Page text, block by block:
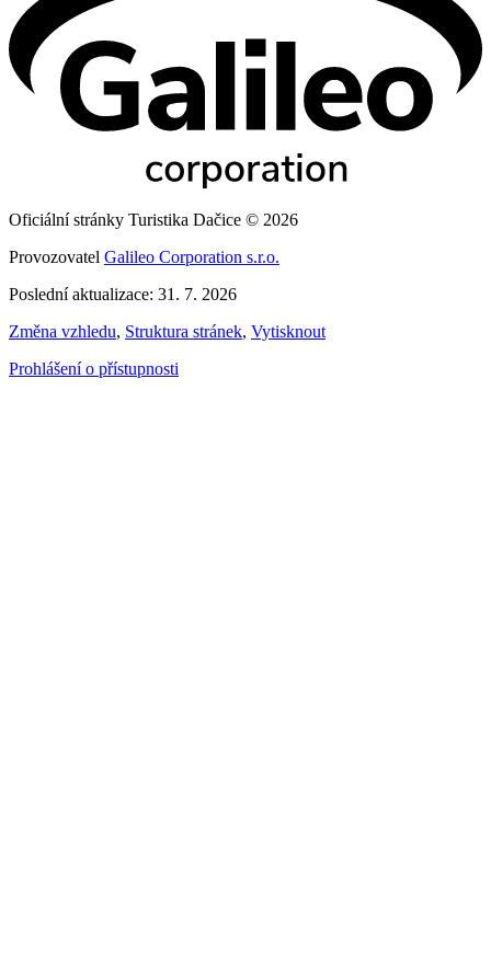
Oficiální stránky Turistika Dačice © 2026
Provozovatel Galileo Corporation s.r.o.
Poslední aktualizace: 31. 7. 2026
Změna vzhledu, Struktura stránek, Vytisknout
Prohlášení o přístupnosti